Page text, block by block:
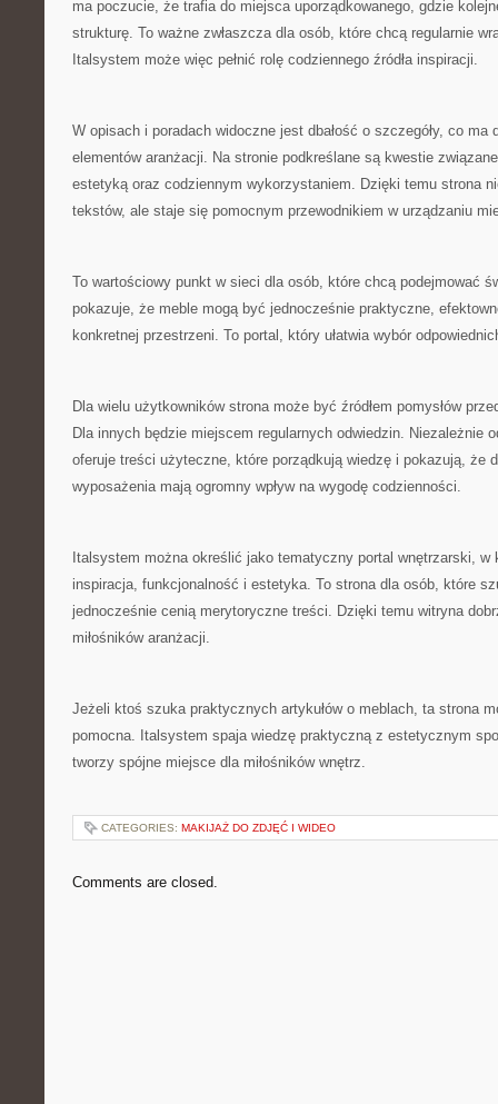
ma poczucie, że trafia do miejsca uporządkowanego, gdzie
strukturę. To ważne zwłaszcza dla osób, które chcą regularnie
Italsystem może więc pełnić rolę codziennego źródła inspiracji.
W opisach i poradach widoczne jest dbałość o szczegóły, co ma
elementów aranżacji. Na stronie podkreślane są kwestie
estetyką oraz codziennym wykorzystaniem. Dzięki temu strona
tekstów, ale staje się pomocnym przewodnikiem w urządzaniu
To wartościowy punkt w sieci dla osób, które chcą podejmować
pokazuje, że meble mogą być jednocześnie praktyczne,
konkretnej przestrzeni. To portal, który ułatwia wybór
Dla wielu użytkowników strona może być źródłem pomysłów
Dla innych będzie miejscem regularnych odwiedzin. Niezależnie
oferuje treści użyteczne, które porządkują wiedzę i pokazują, że
wyposażenia mają ogromny wpływ na wygodę codzienności.
Italsystem można określić jako tematyczny portal wnętrzarski, w
inspiracja, funkcjonalność i estetyka. To strona dla osób, które
jednocześnie cenią merytoryczne treści. Dzięki temu witryna
miłośników aranżacji.
Jeżeli ktoś szuka praktycznych artykułów o meblach, ta strona
pomocna. Italsystem spaja wiedzę praktyczną z estetycznym
tworzy spójne miejsce dla miłośników wnętrz.
CATEGORIES: MAKIJAŻ DO ZDJĘĆ I WIDEO
Comments are closed.